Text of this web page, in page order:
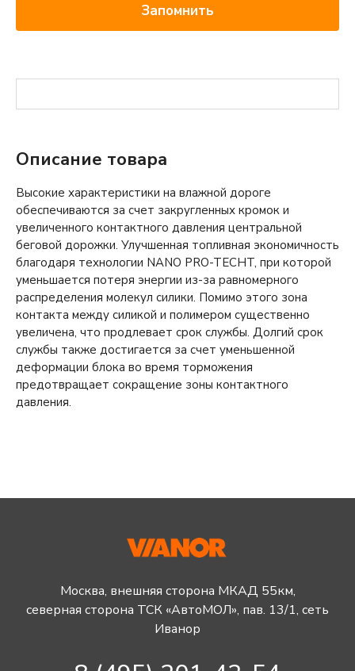
Запомнить
Описание товара
Высокие характеристики на влажной дороге
обеспечиваются за счет закругленных кромок и
увеличенного контактного давления центральной
беговой дорожки. Улучшенная топливная экономичность
благодаря технологии NANO PRO-TECHT, при которой
уменьшается потеря энергии из-за равномерного
распределения молекул силики. Помимо этого зона
контакта между силикой и полимером существенно
увеличена, что продлевает срок службы. Долгий срок
службы также достигается за счет уменьшенной
деформации блока во время торможения
предотвращает сокращение зоны контактного
давления.
Москва, внешняя сторона МКАД 55км,
северная сторона ТСК «АвтоМОЛ», пав. 13/1, сеть
Иванор